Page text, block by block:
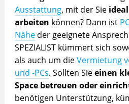
Ausstattung, mit der Sie
arbeiten können? Dann ist
Näheder geeignete
SPEZIALIST kümmert sich
als auch um dieVermietung
und -PCs. Sollten Sieeinen
Space betreuen oder
benötigen Unterstützung,